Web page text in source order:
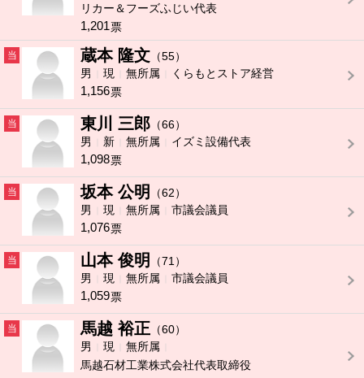
リカー＆フーズふじい代表
1,201票
当 蔵本 隆文 （55）
男
現 無所属 くらもとストア経営
1,156票
当 東川 三郎 （66）
男
新 無所属 イズミ設備代表
1,098票
当 坂本 公明
（62）
男
現 無所属 市議会議員
1,076票
当 山本 俊明
（71）
男
現 無所属 市議会議員
1,059票
当 馬越 裕正 （60）
男
現
無所属
馬越石材工業株式会社代表取締役